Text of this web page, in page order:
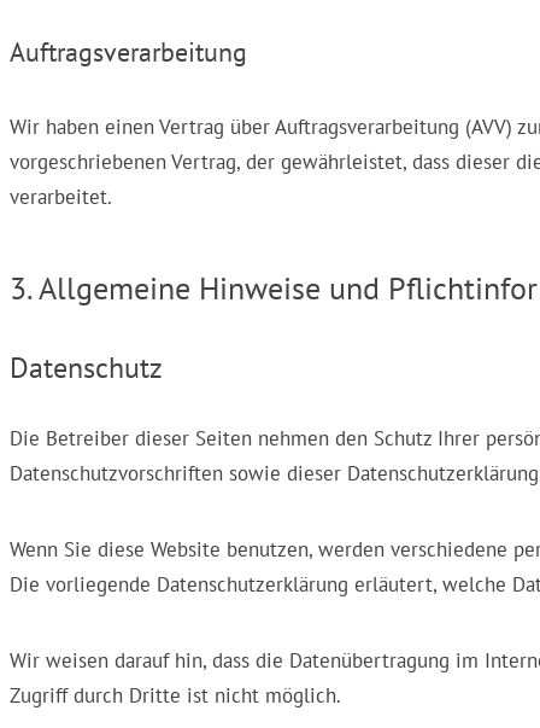
Auftragsverarbeitung
Wir haben einen Vertrag über Auftragsverarbeitung (AVV)
vorgeschriebenen Vertrag, der gewährleistet, dass dieser
verarbeitet.
3. Allgemeine Hinweise und
Datenschutz
Die Betreiber dieser Seiten nehmen den Schutz Ihrer
Datenschutzvorschriften sowie dieser
Wenn Sie diese Website benutzen, werden verschiedene
Die vorliegende Datenschutzerklärung erläutert, welche
Wir weisen darauf hin, dass die Datenübertragung im
Zugriff durch Dritte ist nicht möglich.